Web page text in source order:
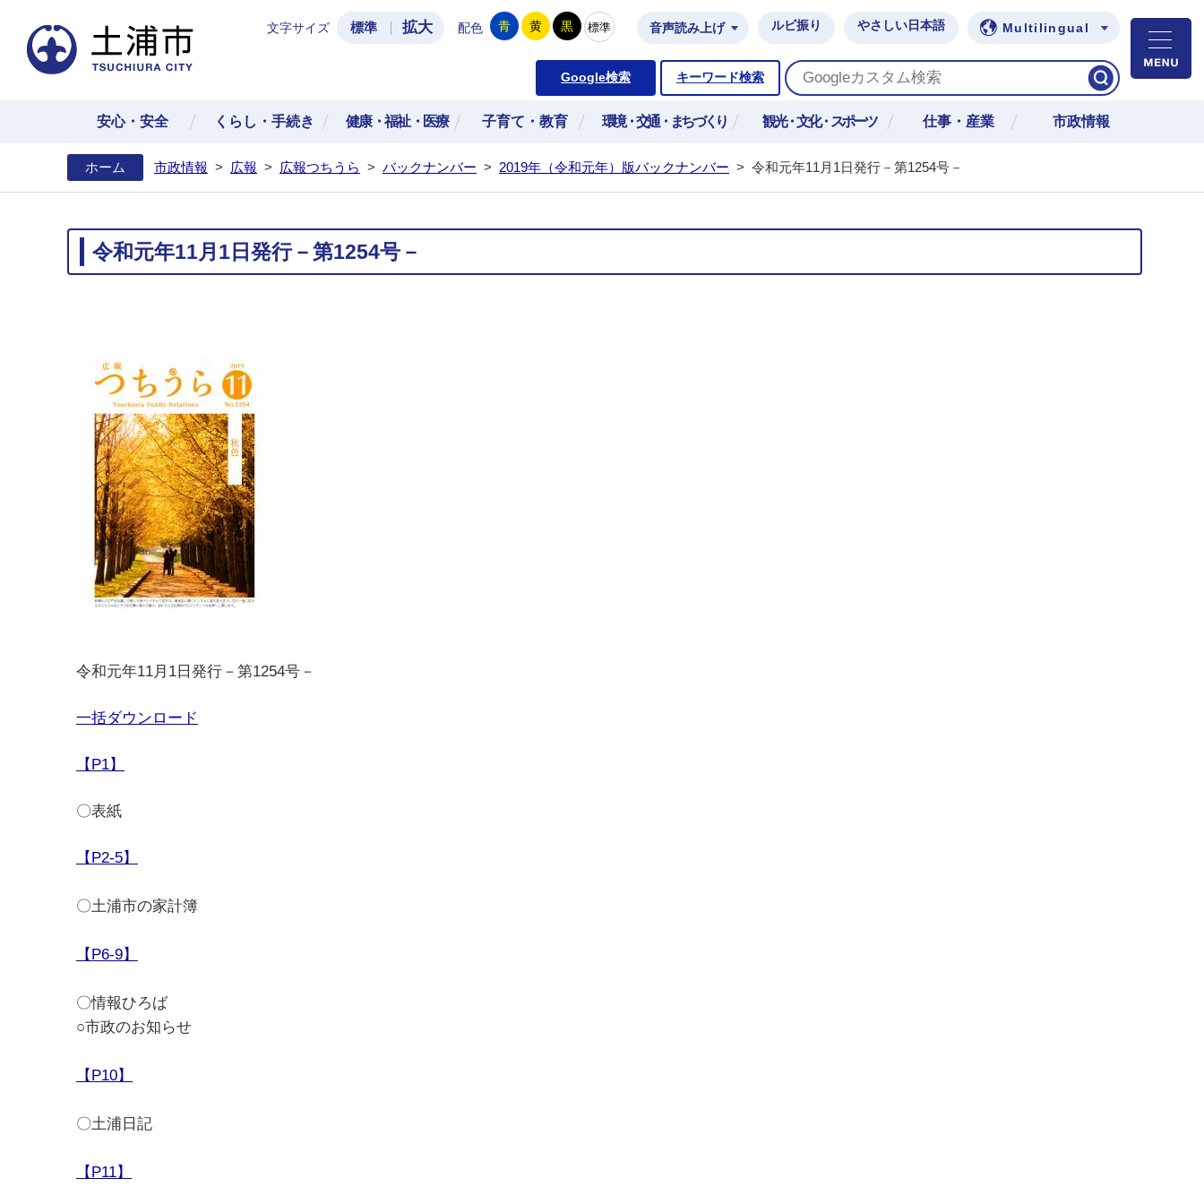
土浦市公式ホームページ
文字サイズ 標準 拡大 配色 青 黄 黒 標準 音声読み上げ ルビ振り やさしい日本語 Multilingual
Google検索 キーワード検索
安心・安全 くらし・手続き 健康・福祉・医療 子育て・教育 環境・交通・まちづくり 観光・文化・スポーツ 仕事・産業 市政情報
ホーム 市政情報 > 広報 > 広報つちうら > バックナンバー > 2019年（令和元年）版バックナンバー > 令和元年11月1日発行－第1254号－
令和元年11月1日発行－第1254号－
令和元年11月1日発行－第1254号－
一括ダウンロード
【P1】
〇表紙
【P2-5】
〇土浦市の家計簿
【P6-9】
〇情報ひろば
○市政のお知らせ
【P10】
〇土浦日記
【P11】